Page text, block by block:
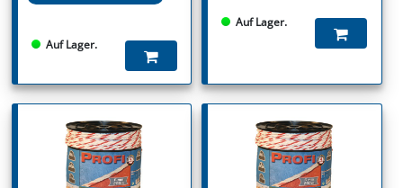
Auf Lager.
Auf Lager.